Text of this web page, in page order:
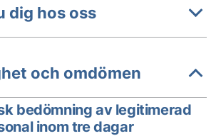
dig hos oss
och omdömen
bedömning av legitimerad
inom tre dagar